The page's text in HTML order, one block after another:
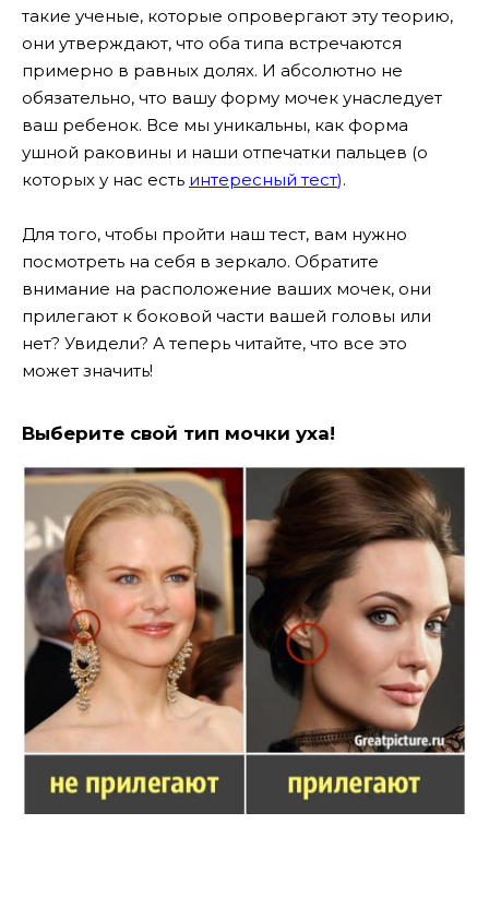
такие ученые, которые опровергают эту теорию,
они утверждают, что оба типа встречаются
примерно в равных долях. И абсолютно не
обязательно, что вашу форму мочек унаследует
ваш ребенок. Все мы уникальны, как форма
ушной раковины и наши отпечатки пальцев (о
которых у нас есть интересный тест).
Для того, чтобы пройти наш тест, вам нужно
посмотреть на себя в зеркало. Обратите
внимание на расположение ваших мочек, они
прилегают к боковой части вашей головы или
нет? Увидели? А теперь читайте, что все это
может значить!
Выберите свой тип мочки уха!